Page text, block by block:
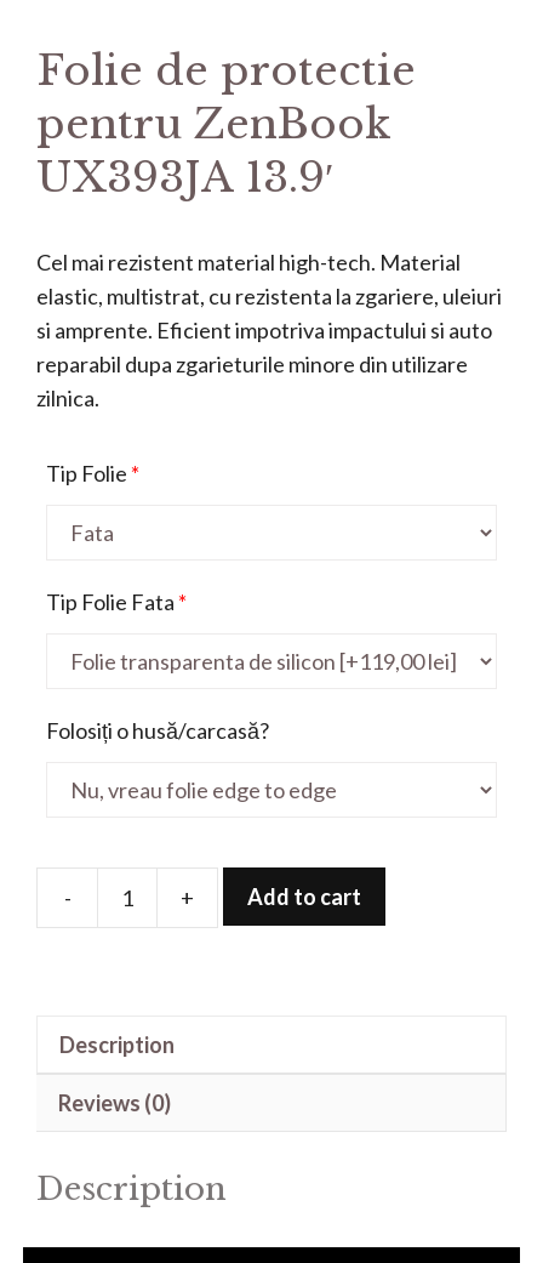
Folie de protectie
pentru ZenBook
UX393JA 13.9′
Cel mai rezistent material high-tech. Material
elastic, multistrat, cu rezistenta la zgariere, uleiuri
si amprente. Eficient impotriva impactului si auto
reparabil dupa zgarieturile minore din utilizare
zilnica.
Tip Folie *
Tip Folie Fata *
Folosiți o husă/carcasă?
-
Folie
+ Add to cart
Description
Reviews (0)
Description